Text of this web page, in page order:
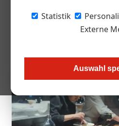
Statistik
Externe
Auswahl
ihrem ersten externen Pop-up-
Eventlocation M 12 ein starkes